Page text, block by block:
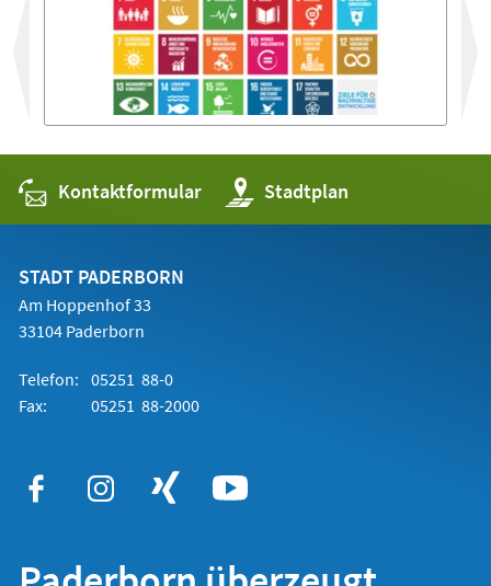
Kontaktformular Stadtplan
(Öffnet
in
einem
STADT PADERBORN
Am Hoppenhof 33
33104 Paderborn
Telefon: 05251 88-0
Fax:
05251 88-2000